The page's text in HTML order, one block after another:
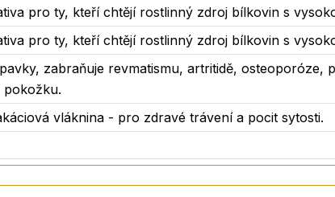
změnit váš život?
- ať už v práci, na túře nebo při cvičení.
kloubů, pokožky a trávení.
kterou ocení každý - bez ohledu na věk nebo
pro ty, kteří chtějí rostlinný zdroj bílkovin s
pro ty, kteří chtějí rostlinný zdroj bílkovin s
zabraňuje revmatismu, artritidě, osteoporóze,
pokožku.
vláknina - pro zdravé trávení a pocit sytosti.